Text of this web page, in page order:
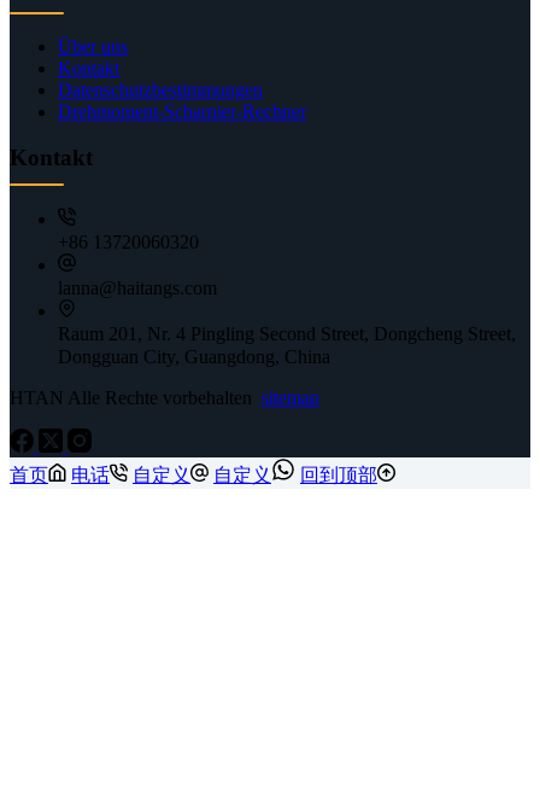
Über uns
Kontakt
Datenschutzbestimmungen
Drehmoment-Scharnier-Rechner
Kontakt
+86 13720060320
lanna@haitangs.com
Raum 201, Nr. 4 Pingling Second Street, Dongcheng Street,
Dongguan City, Guangdong, China
HTAN Alle Rechte vorbehalten sitemap
首页 电话 自定义 自定义 回到顶部